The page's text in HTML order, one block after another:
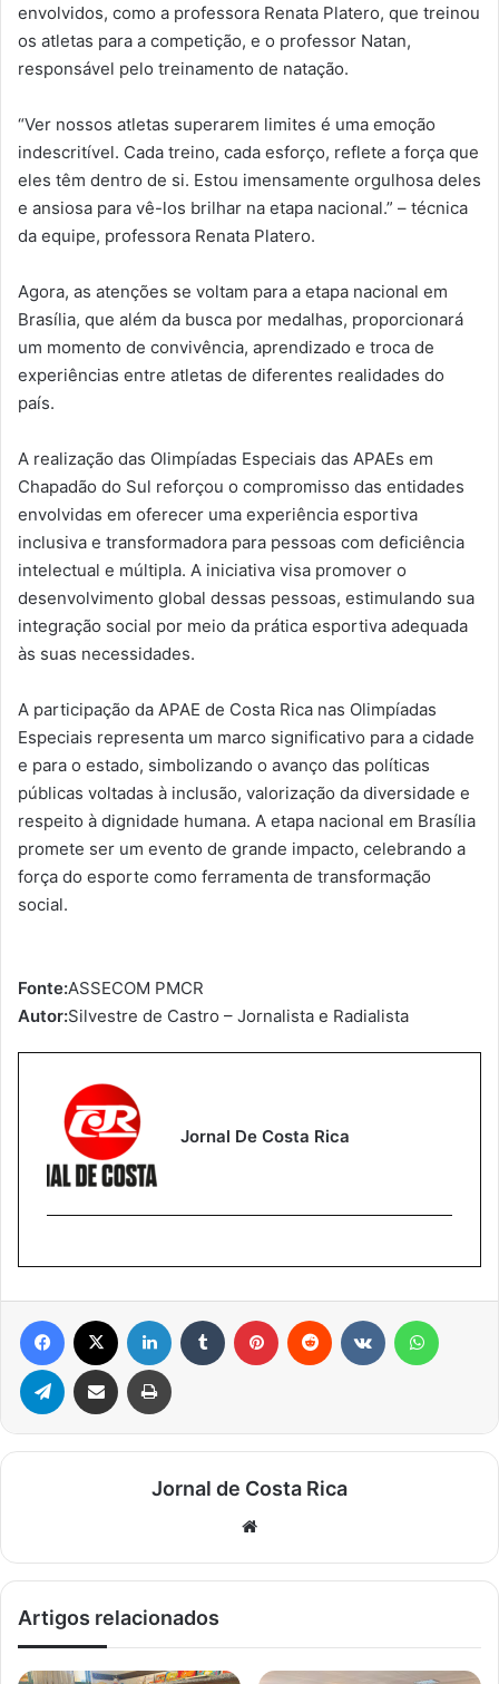
envolvidos, como a professora Renata Platero, que treinou
os atletas para a competição, e o professor Natan,
responsável pelo treinamento de natação.
“Ver nossos atletas superarem limites é uma emoção
indescritível. Cada treino, cada esforço, reflete a força que
eles têm dentro de si. Estou imensamente orgulhosa deles
e ansiosa para vê-los brilhar na etapa nacional.” – técnica
da equipe, professora Renata Platero.
Agora, as atenções se voltam para a etapa nacional em
Brasília, que além da busca por medalhas, proporcionará
um momento de convivência, aprendizado e troca de
experiências entre atletas de diferentes realidades do
país.
A realização das Olimpíadas Especiais das APAEs em
Chapadão do Sul reforçou o compromisso das entidades
envolvidas em oferecer uma experiência esportiva
inclusiva e transformadora para pessoas com deficiência
intelectual e múltipla. A iniciativa visa promover o
desenvolvimento global dessas pessoas, estimulando sua
integração social por meio da prática esportiva adequada
às suas necessidades.
A participação da APAE de Costa Rica nas Olimpíadas
Especiais representa um marco significativo para a cidade
e para o estado, simbolizando o avanço das políticas
públicas voltadas à inclusão, valorização da diversidade e
respeito à dignidade humana. A etapa nacional em Brasília
promete ser um evento de grande impacto, celebrando a
força do esporte como ferramenta de transformação
social.
Fonte:ASSECOM PMCR
Autor:Silvestre de Castro – Jornalista e Radialista
Jornal De Costa Rica
Facebook Linkedin Tumblr Pinterest Reddit
Telegram Compartilhar via e-mail Imprimir
Jornal de Costa Rica
Artigos relacionados